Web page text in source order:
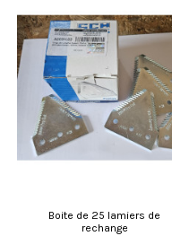
Boite de 25 lamiers de
rechange